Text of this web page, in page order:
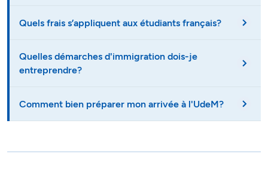
Quels frais s’appliquent aux étudiants français?
Quelles démarches d'immigration dois-je
entreprendre?
Comment bien préparer mon arrivée à l'UdeM?